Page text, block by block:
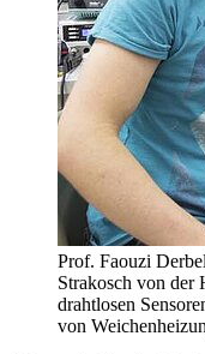
Prof. Faouzi
Strakosch von
drahtlosen
von